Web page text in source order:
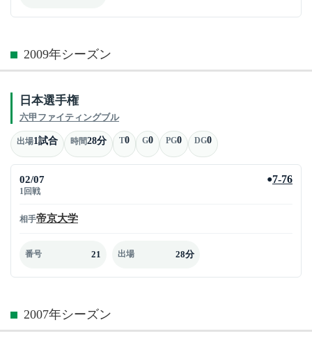
2009年シーズン
日本選手権
六甲ファイティングブル
出場1試合 時間28分 T0 G0 PG0 DG0
02/07
1回戦
●7-76
相手帝京大学
番号 21 出場 28分
2007年シーズン